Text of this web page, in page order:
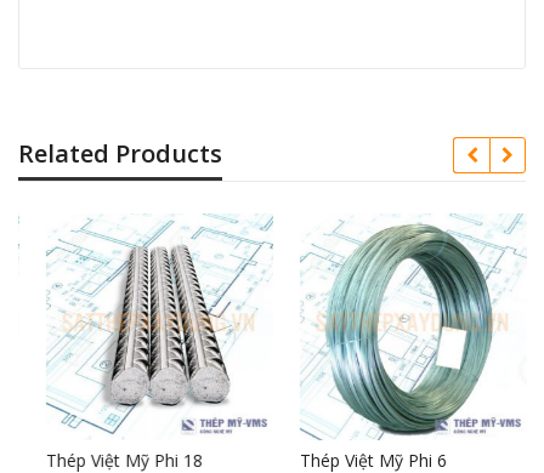
Related Products
Thép Việt Mỹ Phi 18 Thép Việt Mỹ Phi 6